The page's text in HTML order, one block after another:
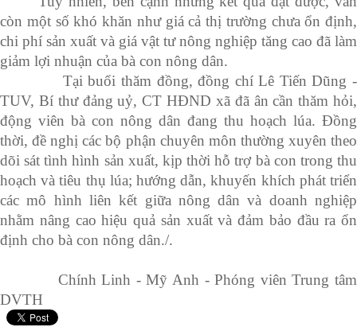
còn một số khó khăn như giá cả thị trường chưa ổn định,
chi phí sản xuất và giá vật tư nông nghiệp tăng cao đã làm
giảm lợi nhuận của bà con nông dân.
Tại buổi thăm đồng, đồng chíLê Tiến Dũng -
TUV, Bí thư đảng uỷ, CT HĐND xã đã ân cần thăm hỏi,
động viên bà con nông dân đang thu hoạch lúa. Đồng
thời, đề nghị các bộ phận chuyên môn thường xuyên theo
dõi sát tình hình sản xuất, kịp thời hỗ trợ bà con trong thu
hoạch và tiêu thụ lúa; hướng dẫn, khuyến khích phát triển
các mô hình liên kết giữa nông dân và doanh nghiệp
nhằm nâng cao hiệu quả sản xuất và đảm bảo đầu ra ổn
định cho bà con nông dân./.
Chính Linh - Mỹ Anh - Phóng viên Trung tâm
DVTH